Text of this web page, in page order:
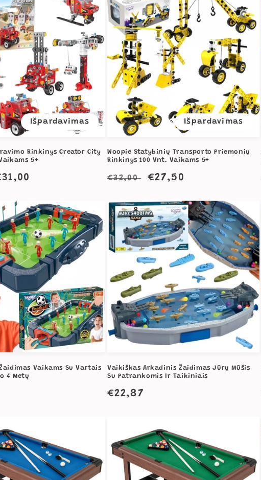
Išpardavimas
Rinkinys Creator City
5+
Išpardavimas
Woopie Statybinių Transporto Priemonių
Rinkinys 100 Vnt. Vaikams 5+
Įprasta
€32,00
Išpardavimo
€27,50
Vaikams Su Vartais
4 Metų
Vaikiškas Arkadinis Žaidimas Jūrų Mūšis
Su Patrankomis Ir Taikiniais
Įprasta
€22,87